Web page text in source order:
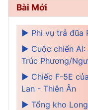
Bài Mới
► Phi vụ trả đũa
► Cuộc chiến AI:
Trúc Phương/
► Chiếc F-5E
Lan - Thiên Ân
► Tổng kho